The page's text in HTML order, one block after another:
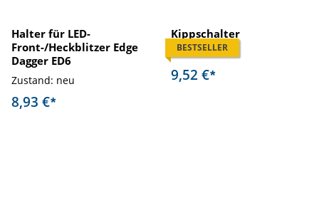
Halter für LED-
Front-/Heckblitzer Edge
Dagger ED6
Zustand: neu
8,93 €*
BESTSELLER
Kippschalter
Zustand: neu
9,52 €*